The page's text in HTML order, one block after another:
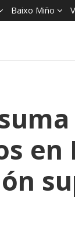
Baixo Miño
en